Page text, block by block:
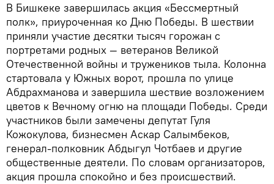
В Бишкеке завершилась акция «Бессмертный
полк», приуроченная ко Дню Победы. В шествии
приняли участие десятки тысяч горожан с
портретами родных — ветеранов Великой
Отечественной войны и тружеников тыла. Колонна
стартовала у Южных ворот, прошла по улице
Абдрахманова и завершила шествие возложением
цветов к Вечному огню на площади Победы. Среди
участников были замечены депутат Гуля
Кожокулова, бизнесмен Аскар Салымбеков,
генерал-полковник Абдыгул Чотбаев и другие
общественные деятели. По словам организаторов,
акция прошла спокойно и без происшествий.